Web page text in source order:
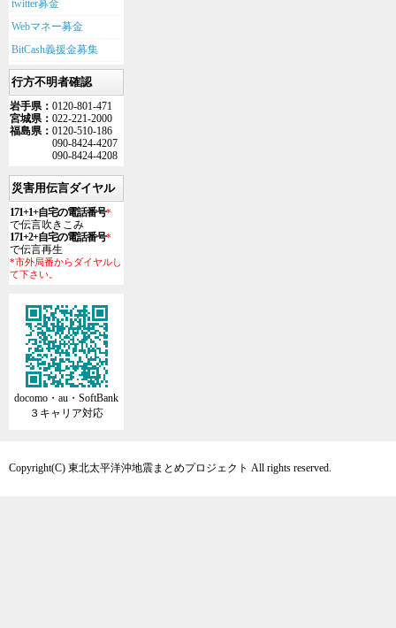
twitter募金
Webマネー募金
BitCash義援金募集
行方不明者確認
岩手県： 0120-801-471
宮城県： 022-221-2000
福島県： 0120-510-186
090-8424-4207
090-8424-4208
災害用伝言ダイヤル
171+1+自宅の電話番号*
で伝言吹きこみ
171+2+自宅の電話番号*
で伝言再生
*市外局番からダイヤルし
て下さい。
docomo・au・SoftBank
３キャリア対応
Copyright(C) 東北太平洋沖地震まとめプロジェクト All rights reserved.